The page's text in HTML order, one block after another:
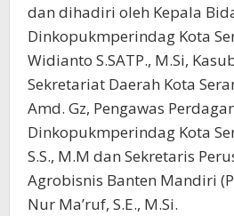
dan dihadiri oleh Kepala
Dinkopukmperindag Kota
Widianto S.SATP., M.Si,
Sekretariat Daerah Kota
Amd. Gz, Pengawas
Dinkopukmperindag Kota
S.S., M.M dan Sekretaris
Agrobisnis Banten Mandiri
Nur Ma’ruf, S.E., M.Si.